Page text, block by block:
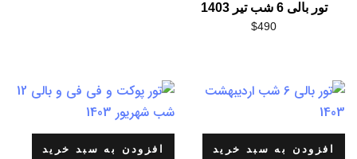
تور بالی 6 شب تیر 1403
$490
افزودن به سبد خرید افزودن به سبد خرید